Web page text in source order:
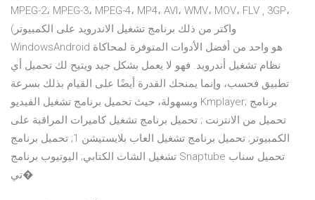
MPEG-2، MPEG-3، MPEG-4، MP4، AVI، WMV، MOV، FLV , 3GP،
(واكتر من ذلك برنامج تشغيل الاندرويد على الكمبيوتر
WindowsAndroid هو واحد من أفضل الأدوات المتوفرة لمحاكاة
نظام تشغيل أندرويد. فهو لا يعمل بشكل جيد ويتيح لك تحميل أي
تطبيق فحسب، وإنما يمنحك القدرة أيضًا على القيام بذلك بسرعة
وبسهولة، حيث تحميل برنامج تشغيل الفيديو Kmplayer; برنامج
تحميل من الانترنت ; تحميل برنامج تشغيل كاميرات المراقبة على
الكمبيوتر; تحميل برنامج تشغيل العاب بلايستيشن 1; تحميل برنامج
تشغيل الشات الكتابي; اليوتيوب برنامج Snaptube تحميل سناب
تي�